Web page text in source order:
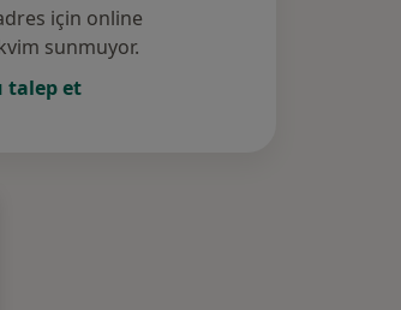
için online
sunmuyor.
talep et